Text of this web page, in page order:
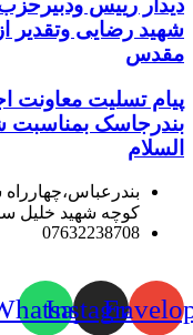
دیدار رییس
شهید رضایی وتقدیر
مقدس
پیام تسلیت
بندرجاسک
السلام
کوچه شهید خلیل
07632238708
Instagram